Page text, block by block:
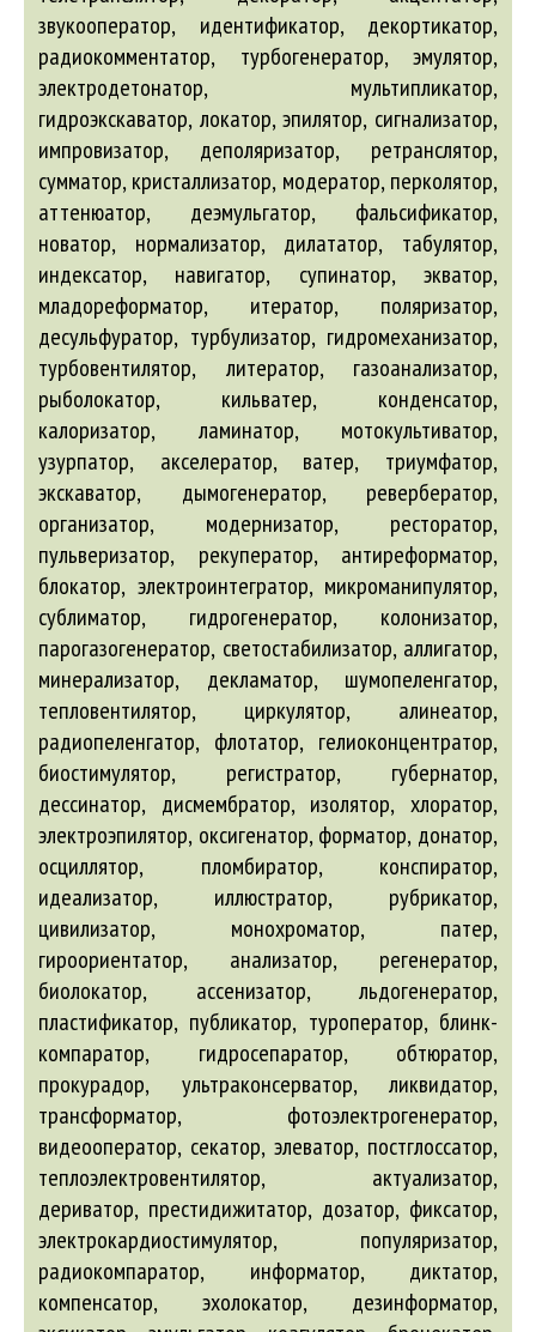
звукооператор, идентификатор, декортикатор,
радиокомментатор, турбогенератор, эмулятор,
электродетонатор, мультипликатор,
гидроэкскаватор, локатор, эпилятор, сигнализатор,
импровизатор, деполяризатор, ретранслятор,
сумматор, кристаллизатор, модератор, перколятор,
аттенюатор, деэмульгатор, фальсификатор,
новатор, нормализатор, дилататор, табулятор,
индексатор, навигатор, супинатор, экватор,
младореформатор, итератор, поляризатор,
десульфуратор, турбулизатор, гидромеханизатор,
турбовентилятор, литератор, газоанализатор,
рыболокатор, кильватер, конденсатор,
калоризатор, ламинатор, мотокультиватор,
узурпатор, акселератор, ватер, триумфатор,
экскаватор, дымогенератор, ревербератор,
организатор, модернизатор, ресторатор,
пульверизатор, рекуператор, антиреформатор,
блокатор, электроинтегратор, микроманипулятор,
сублиматор, гидрогенератор, колонизатор,
парогазогенератор, светостабилизатор, аллигатор,
минерализатор, декламатор, шумопеленгатор,
тепловентилятор, циркулятор, алинеатор,
радиопеленгатор, флотатор, гелиоконцентратор,
биостимулятор, регистратор, губернатор,
дессинатор, дисмембратор, изолятор, хлоратор,
электроэпилятор, оксигенатор, форматор, донатор,
осциллятор, пломбиратор, конспиратор,
идеализатор, иллюстратор, рубрикатор,
цивилизатор, монохроматор, патер,
гироориентатор, анализатор, регенератор,
биолокатор, ассенизатор, льдогенератор,
пластификатор, публикатор, туроператор, блинк-
компаратор, гидросепаратор, обтюратор,
прокурадор, ультраконсерватор, ликвидатор,
трансформатор, фотоэлектрогенератор,
видеооператор, секатор, элеватор, постглоссатор,
теплоэлектровентилятор, актуализатор,
дериватор, престидижитатор, дозатор, фиксатор,
электрокардиостимулятор, популяризатор,
радиокомпаратор, информатор, диктатор,
компенсатор, эхолокатор, дезинформатор,